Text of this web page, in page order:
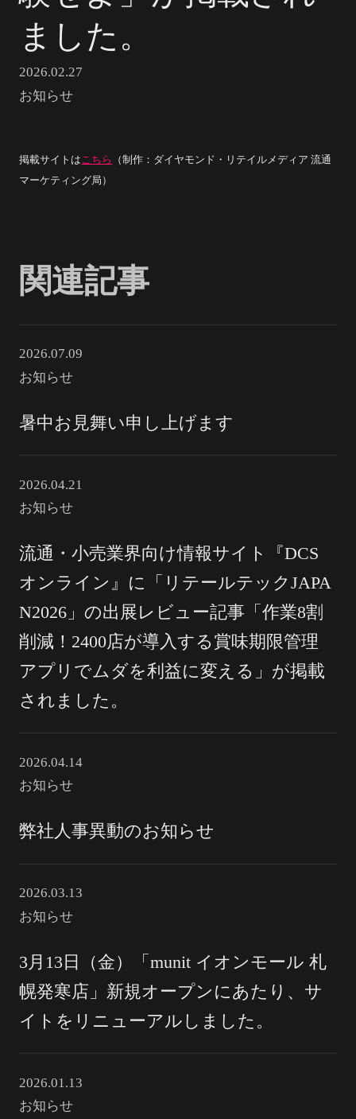
ました。
2026.02.27
お知らせ
掲載サイトはこちら
（制作：ダイヤモンド・リテイルメディア 流通
マーケティング局）
関連記事
2026.07.09
お知らせ
暑中お見舞い申し上げます
2026.04.21
お知らせ
流通・小売業界向け情報サイト『DCS
オンライン』に「リテールテックJAPA
N2026」の出展レビュー記事「作業8割
削減！2400店が導入する賞味期限管理
アプリでムダを利益に変える」が掲載
されました。
2026.04.14
お知らせ
弊社人事異動のお知らせ
2026.03.13
お知らせ
3月13日（金）「munit イオンモール 札
幌発寒店」新規オープンにあたり、サ
イトをリニューアルしました。
2026.01.13
お知らせ